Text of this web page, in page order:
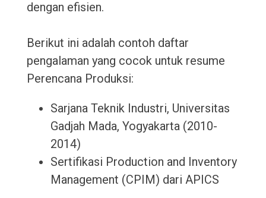
dengan efisien.
Berikut ini adalah contoh daftar
pengalaman yang cocok untuk resume
Perencana Produksi:
Sarjana Teknik Industri, Universitas
Gadjah Mada, Yogyakarta (2010-
2014)
Sertifikasi Production and Inventory
Management (CPIM) dari APICS